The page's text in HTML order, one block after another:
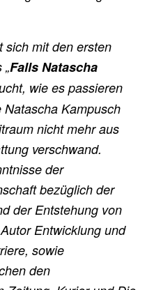
sich mit den ersten
Falls Natascha
wie es passieren
Kampusch
nicht mehr aus
verschwand.
der
bezüglich der
der Entstehung von
Entwicklung und
sowie
den